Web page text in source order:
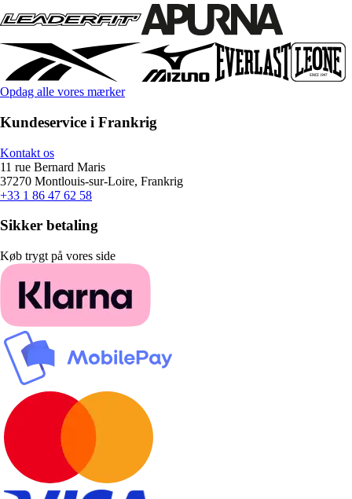
Opdag alle vores mærker
Kundeservice i Frankrig
Kontakt os
11 rue Bernard Maris
37270 Montlouis-sur-Loire, Frankrig
+33 1 86 47 62 58
Sikker betaling
Køb trygt på vores side